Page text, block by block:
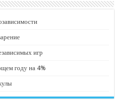
игр
году на 4%